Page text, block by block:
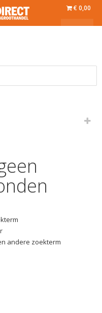
€ 0,00
andere zoekterm